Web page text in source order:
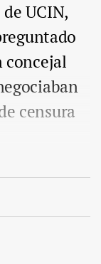
UCIN,
concejal
censura